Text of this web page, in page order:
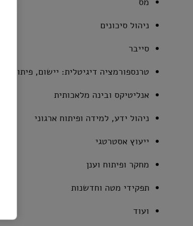
ניהול סיכונים
סייבר
טרנספורמציה דיגיטלית: יישום, פיתוח
אנליטיקס ובינה מלאכותית
ניהול ידע, למידה ופיתוח ארגוני
ייעוץ אסטרטגי
מחקר ופיתוח וענן
תפקידי מטה וחדשנות
ועוד